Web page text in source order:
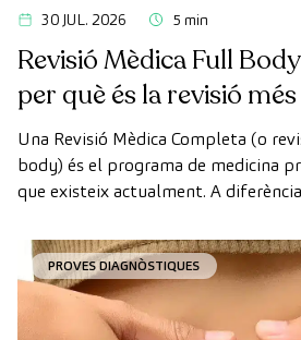
30 JUL. 2026 5 min
Revisió Mèdica Full
per què és la revisió
Una Revisió Mèdica Completa (o
body) és el programa de medicina
que existeix actualment. A
diagnòstic per la imatge d'última
manera exhaustiva l'estat dels
vascular i el cervell abans que
símptomes.
PROVES DIAGNÒSTIQUES